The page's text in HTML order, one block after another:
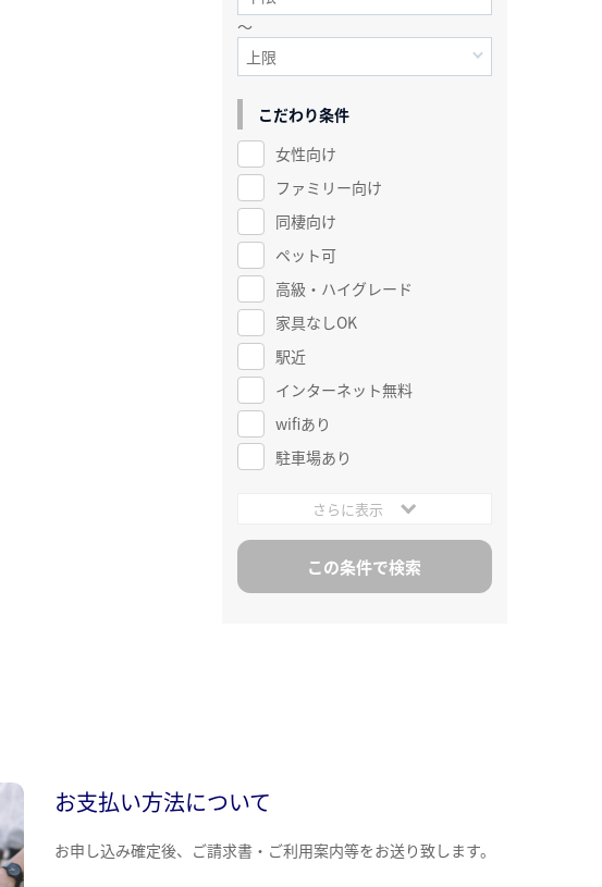
～
こだわり条件
女性向け
ファミリー向け
同棲向け
ペット可
高級・ハイグレード
家具なしOK
駅近
インターネット無料
wifiあり
駐車場あり
さらに表示
お支払い方法について
お申し込み確定後、ご請求書・ご利用案内等をお送り致します。